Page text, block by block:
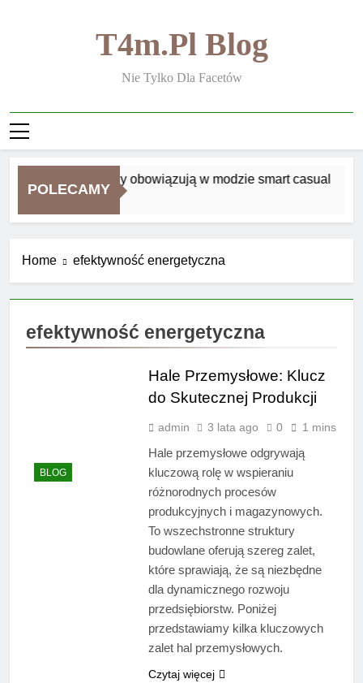
T4m.pl Blog
Nie Tylko Dla Facetów
POLECAMY
Jakie zasady obowiązują w modzie smart casual
Home efektywność energetyczna
efektywność energetyczna
BLOG
Hale Przemysłowe: Klucz
do Skutecznej Produkcji
admin 3 lata ago 0 1 mins
Hale przemysłowe odgrywają
kluczową rolę w wspieraniu
różnorodnych procesów
produkcyjnych i magazynowych.
To wszechstronne struktury
budowlane oferują szereg zalet,
które sprawiają, że są niezbędne
dla dynamicznego rozwoju
przedsiębiorstw. Poniżej
przedstawiamy kilka kluczowych
zalet hal przemysłowych.
Czytaj więcej